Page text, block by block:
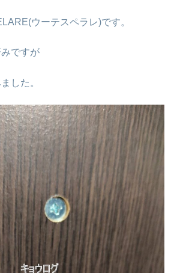
ウーテスペラレ)です。
ですが
した。